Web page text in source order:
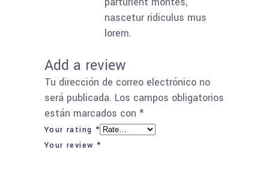
nascetur ridiculus mus
lorem.
Add a review
Tu dirección de correo electrónico no
será publicada. Los campos obligatorios
están marcados con *
Your rating *
Your review *